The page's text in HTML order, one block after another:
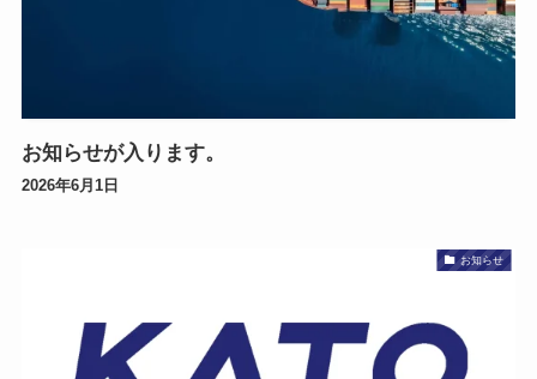
お知らせが入ります。
2026年6月1日
お知らせ